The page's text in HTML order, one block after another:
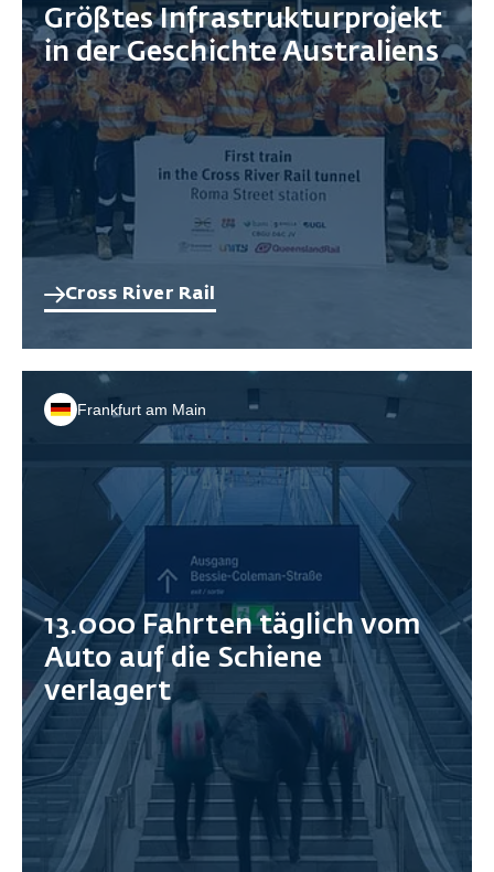
Größtes Infrastrukturprojekt
in der Geschichte Australiens
Cross River Rail
Frankfurt am Main
13.000 Fahrten täglich vom
Auto auf die Schiene
verlagert